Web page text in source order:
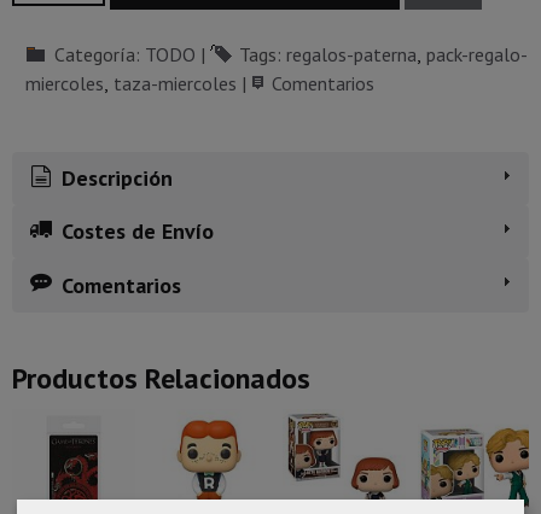
Categoría: TODO | Tags: regalos-paterna pack-regalo-
miercoles taza-miercoles | Comentarios
Descripción
Costes de Envío
Comentarios
Productos Relacionados